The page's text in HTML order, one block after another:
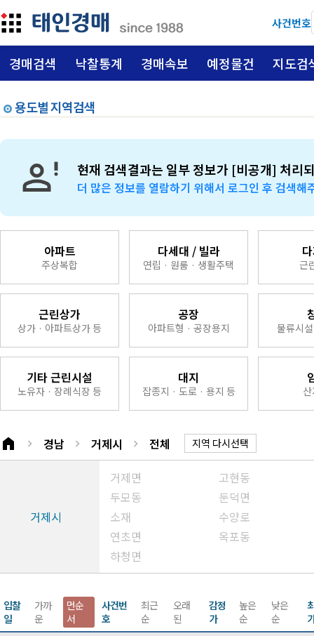
사건번호
경매검색 낙찰통계 경매속보 예정물건 지도검
용도별 지역검색
현재 검색결과는 일부 정보가 [비공개] 처리
더 많은 정보를 열람하기 위해서 로그인 후 검색해
아파트
주상복합
다세대 / 빌라
연립 · 원룸 · 생활주택 근
근린상가
상가 · 아파트상가 등
공장
아파트형 · 공장용지 물류시
기타 근린시설
노유자 · 장례식장 등
대지
잡종지 · 도로 · 용지 등
home keyboard_arrow_right 경남 keyboard_arrow_right 거제시 keyboard_arrow_right 전체 지역 다시선택
거제시
거제면
고현동
두모동
둔덕면
소재
수양로
연초면
옥포동
하청면
입찰
일
가까
운
먼순
서
사건번
호
최근
순
오래
된
감정
가
높은
순
낮은
순